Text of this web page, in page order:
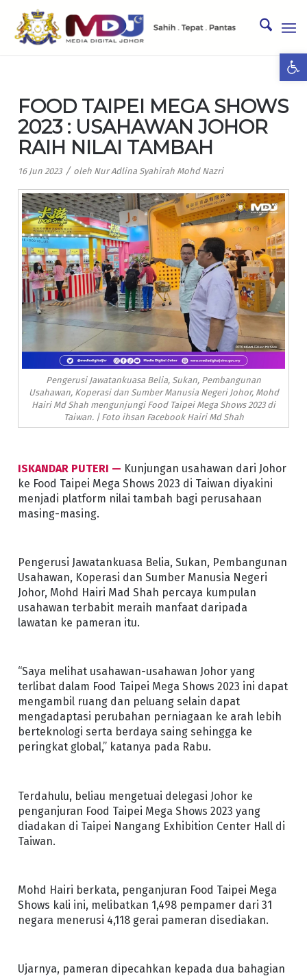
FOOD TAIPEI MEGA SHOWS
2023 : USAHAWAN JOHOR
RAIH NILAI TAMBAH
16 Jun 2023 / oleh Nur Adlina Syahirah Mohd Nazri
Pengerusi Jawatankuasa Belia, Sukan, Pembangunan
Usahawan, Koperasi dan Sumber Manusia Negeri Johor, Mohd
Hairi Md Shah mengunjungi Food Taipei Mega Shows 2023 di
Taiwan. | Foto ihsan Facebook Hairi Md Shah
ISKANDAR PUTERI — Kunjungan usahawan dari Johor
ke Food Taipei Mega Shows 2023 di Taiwan diyakini
menjadi platform nilai tambah bagi perusahaan
masing-masing.
Pengerusi Jawatankuasa Belia, Sukan, Pembangunan
Usahawan, Koperasi dan Sumber Manusia Negeri
Johor, Mohd Hairi Mad Shah percaya kumpulan
usahawan terbabit meraih manfaat daripada
lawatan ke pameran itu.
“Saya melihat usahawan-usahawan Johor yang
terlibat dalam Food Taipei Mega Shows 2023 ini dapat
mengambil ruang dan peluang selain dapat
mengadaptasi perubahan perniagaan ke arah lebih
berteknologi serta berdaya saing sehingga ke
peringkat global,” katanya pada Rabu.
Terdahulu, beliau mengetuai delegasi Johor ke
penganjuran Food Taipei Mega Shows 2023 yang
diadakan di Taipei Nangang Exhibition Center Hall di
Taiwan.
Mohd Hairi berkata, penganjuran Food Taipei Mega
Shows kali ini, melibatkan 1,498 pempamer dari 31
negara menerusi 4,118 gerai pameran disediakan.
Ujarnya, pameran dipecahkan kepada dua bahagian